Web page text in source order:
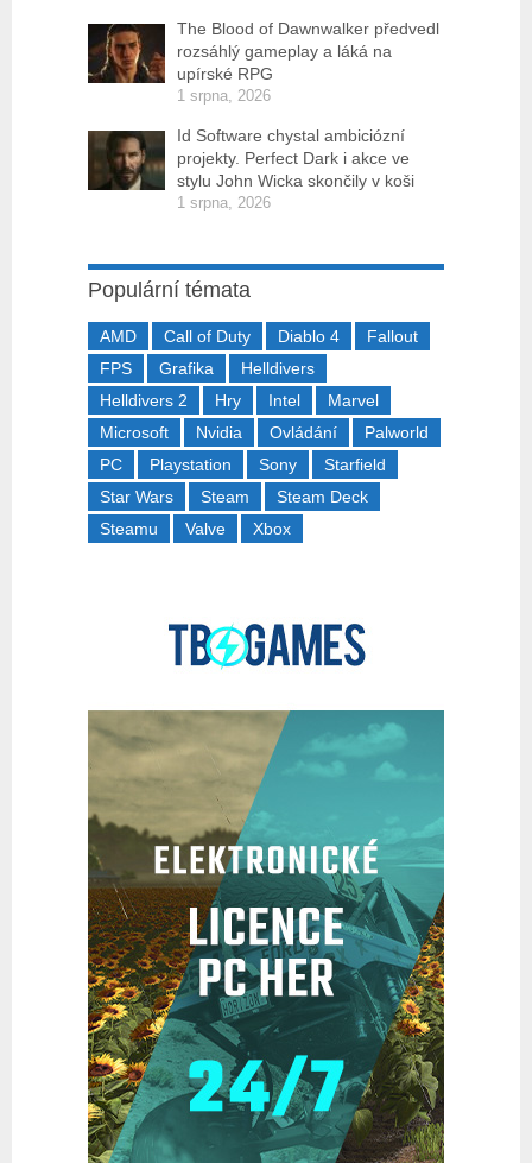
The Blood of Dawnwalker předvedl
rozsáhlý gameplay a láká na
upírské RPG
1 srpna, 2026
Id Software chystal ambiciózní
projekty. Perfect Dark i akce ve
stylu John Wicka skončily v koši
1 srpna, 2026
Populární témata
AMD Call of Duty Diablo 4
Fallout
FPS
Grafika
Helldivers
Helldivers 2
Hry Intel
Marvel
Microsoft
Nvidia Ovládání
Palworld
PC
Playstation Sony
Starfield
Star Wars
Steam
Steam Deck
Steamu
Valve Xbox